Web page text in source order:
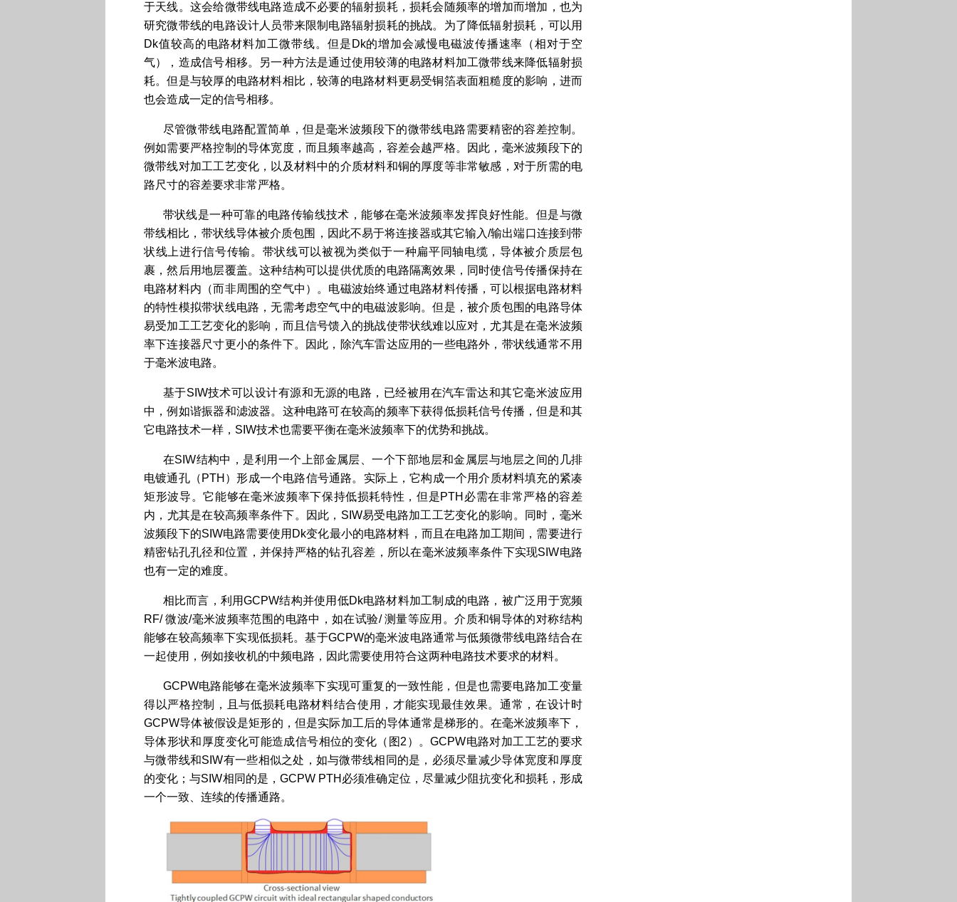
于天线。这会给微带线电路造成不必要的辐射损耗，损耗会随频率的增加而增加，也为
研究微带线的电路设计人员带来限制电路辐射损耗的挑战。为了降低辐射损耗，可以用
Dk值较高的电路材料加工微带线。但是Dk的增加会减慢电磁波传播速率（相对于空
气），造成信号相移。另一种方法是通过使用较薄的电路材料加工微带线来降低辐射损
耗。但是与较厚的电路材料相比，较薄的电路材料更易受铜箔表面粗糙度的影响，进而
也会造成一定的信号相移。
尽管微带线电路配置简单，但是毫米波频段下的微带线电路需要精密的容差控制。
例如需要严格控制的导体宽度，而且频率越高，容差会越严格。因此，毫米波频段下的
微带线对加工工艺变化，以及材料中的介质材料和铜的厚度等非常敏感，对于所需的电
路尺寸的容差要求非常严格。
带状线是一种可靠的电路传输线技术，能够在毫米波频率发挥良好性能。但是与微
带线相比，带状线导体被介质包围，因此不易于将连接器或其它输入/输出端口连接到带
状线上进行信号传输。带状线可以被视为类似于一种扁平同轴电缆，导体被介质层包
裹，然后用地层覆盖。这种结构可以提供优质的电路隔离效果，同时使信号传播保持在
电路材料内（而非周围的空气中）。电磁波始终通过电路材料传播，可以根据电路材料
的特性模拟带状线电路，无需考虑空气中的电磁波影响。但是，被介质包围的电路导体
易受加工工艺变化的影响，而且信号馈入的挑战使带状线难以应对，尤其是在毫米波频
率下连接器尺寸更小的条件下。因此，除汽车雷达应用的一些电路外，带状线通常不用
于毫米波电路。
基于SIW技术可以设计有源和无源的电路，已经被用在汽车雷达和其它毫米波应用
中，例如谐振器和滤波器。这种电路可在较高的频率下获得低损耗信号传播，但是和其
它电路技术一样，SIW技术也需要平衡在毫米波频率下的优势和挑战。
在SIW结构中，是利用一个上部金属层、一个下部地层和金属层与地层之间的几排
电镀通孔（PTH）形成一个电路信号通路。实际上，它构成一个用介质材料填充的紧凑
矩形波导。它能够在毫米波频率下保持低损耗特性，但是PTH必需在非常严格的容差
内，尤其是在较高频率条件下。因此，SIW易受电路加工工艺变化的影响。同时，毫米
波频段下的SIW电路需要使用Dk变化最小的电路材料，而且在电路加工期间，需要进行
精密钻孔孔径和位置，并保持严格的钻孔容差，所以在毫米波频率条件下实现SIW电路
也有一定的难度。
相比而言，利用GCPW结构并使用低Dk电路材料加工制成的电路，被广泛用于宽频
RF/ 微波/毫米波频率范围的电路中，如在试验/ 测量等应用。介质和铜导体的对称结构
能够在较高频率下实现低损耗。基于GCPW的毫米波电路通常与低频微带线电路结合在
一起使用，例如接收机的中频电路，因此需要使用符合这两种电路技术要求的材料。
GCPW电路能够在毫米波频率下实现可重复的一致性能，但是也需要电路加工变量
得以严格控制，且与低损耗电路材料结合使用，才能实现最佳效果。通常，在设计时
GCPW导体被假设是矩形的，但是实际加工后的导体通常是梯形的。在毫米波频率下，
导体形状和厚度变化可能造成信号相位的变化（图2）。GCPW电路对加工工艺的要求
与微带线和SIW有一些相似之处，如与微带线相同的是，必须尽量减少导体宽度和厚度
的变化；与SIW相同的是，GCPW PTH必须准确定位，尽量减少阻抗变化和损耗，形成
一个一致、连续的传播通路。